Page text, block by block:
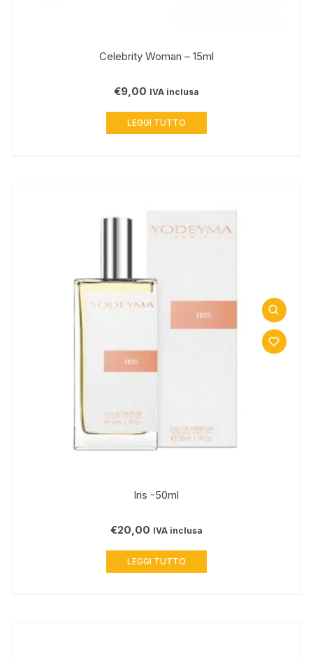
Celebrity Woman – 15ml
€9,00 IVA inclusa
LEGGI TUTTO
Iris -50ml
€20,00 IVA inclusa
LEGGI TUTTO